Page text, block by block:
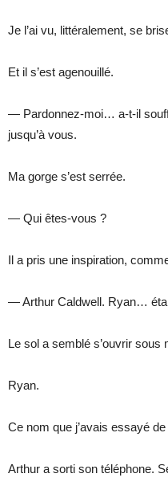
Je l’ai vu, littéralement, se
Et il s’est agenouillé.
— Pardonnez-moi… a-t-il
jusqu’à vous.
Ma gorge s’est serrée.
— Qui êtes-vous ?
Il a pris une inspiration,
— Arthur Caldwell. Ryan…
Le sol a semblé s’ouvrir sous
Ryan.
Ce nom que j’avais essayé
Arthur a sorti son téléphone.